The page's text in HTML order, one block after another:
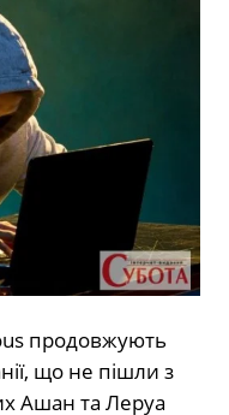
продовжують
що не пішли з
Ашан та Леруа